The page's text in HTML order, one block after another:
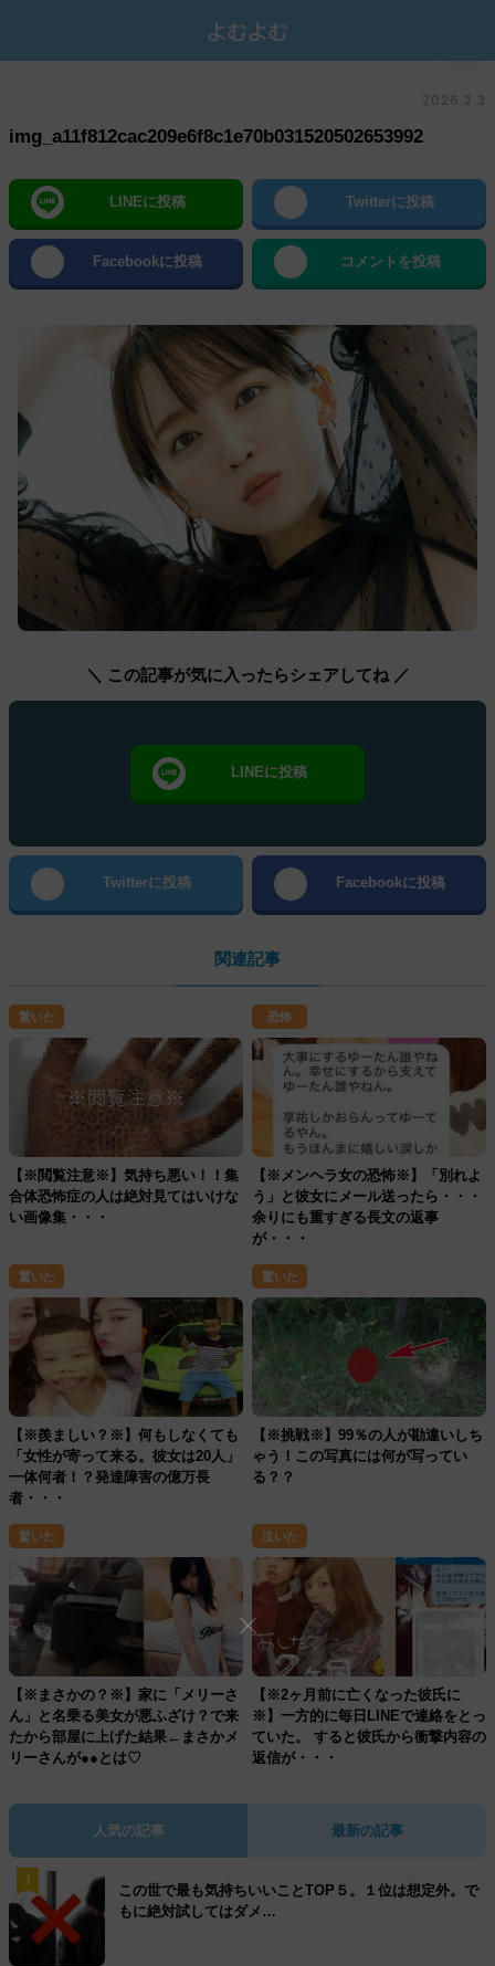
2026.2.3
img_a11f812cac209e6f8c1e70b031520502653992
LINEに投稿 Twitterに投稿
Facebookに投稿 コメントを投稿
＼ この記事が気に入ったらシェアしてね ／
LINEに投稿
Twitterに投稿 Facebookに投稿
関連記事
驚いた
【※閲覧注意※】気持ち悪い！！集
合体恐怖症の人は絶対見てはいけな
い画像集・・・
恐怖
【※メンヘラ女の恐怖※】「別れよ
う」と彼女にメール送ったら・・・
余りにも重すぎる長文の返事
が・・・
驚いた
【※羨ましい？※】何もしなくても
「女性が寄って来る。彼女は20人」
一体何者！？発達障害の億万長
者・・・
驚いた
【※挑戦※】99％の人が勘違いしち
ゃう！この写真には何が写ってい
る？？
驚いた
【※まさかの？※】家に「メリーさ
ん」と名乗る美女が悪ふざけ？で来
たから部屋に上げた結果←まさかメ
リーさんが●●とは♡
泣いた
【※2ヶ月前に亡くなった彼氏に
※】一方的に毎日LINEで連絡をとっ
ていた。 すると彼氏から衝撃内容の
返信が・・・
人気の記事 最新の記事
1
この世で最も気持ちいいことTOP５。１位は想定外。で
もに絶対試してはダメ…